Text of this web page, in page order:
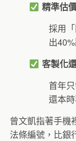
精準估
採用
出
客製化
首年
還本
曾文凱指著手機
法條編號，比銀